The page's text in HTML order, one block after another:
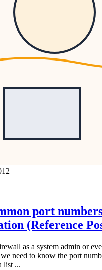
port
(Reference
as a system admin or
need to know the port
list ...